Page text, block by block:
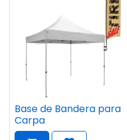
Base de Bandera para
Carpa